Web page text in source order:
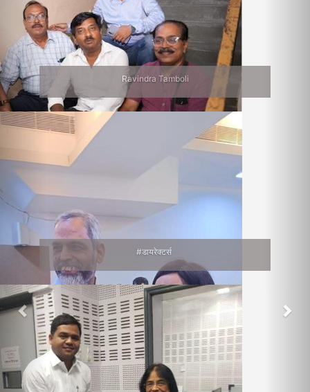
Ravindra Tamboli
#डायरेक्टर्स